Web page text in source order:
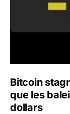
Bitcoin
que les
dollars